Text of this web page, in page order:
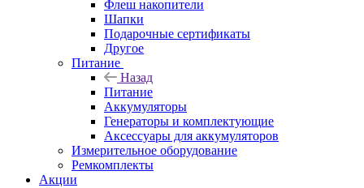
Флеш накопители
Шапки
Подарочные сертификаты
Другое
Питание
Назад
Питание
Аккумуляторы
Генераторы и комплектующие
Аксессуары для аккумуляторов
Измерительное оборудование
Ремкомплекты
Акции